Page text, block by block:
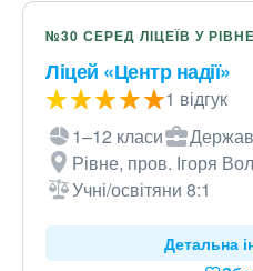
№30 СЕРЕД ЛІЦЕЇВ У
Ліцей «Центр надії»
1 відгук
1–12 класи
Рівне, пров. Ігоря
Учні/освітяни 8:1
Детальна